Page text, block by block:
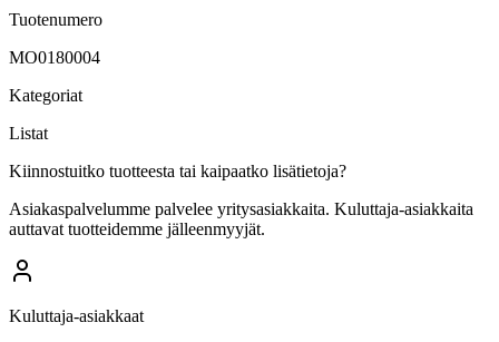
Tuotenumero
MO0180004
Kategoriat
Listat
Kiinnostuitko tuotteesta tai kaipaatko lisätietoja?
Asiakaspalvelumme palvelee yritysasiakkaita. Kuluttaja-asiakkaita
auttavat tuotteidemme jälleenmyyjät.
Kuluttaja-asiakkaat